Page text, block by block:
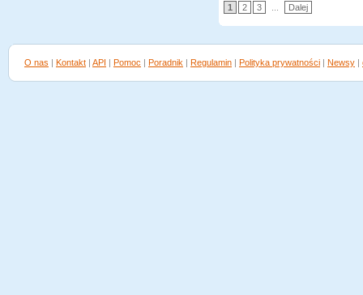
1
2 3 Dalej
O nas | Kontakt | API | Pomoc | Poradnik | Regulamin | Polityka prywatności | Newsy |